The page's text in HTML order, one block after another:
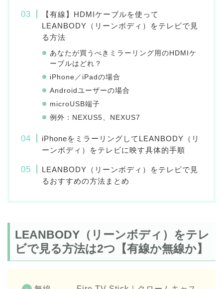
【有線】HDMIケーブルを使って
LEANBODY（リーンボディ）をテレビで見
る方法
あなたが買うべきミラーリング用のHDMIケ
ーブルはどれ？
iPhone／iPadの場合
Androidユーザーの場合
microUSB端子
例外：NEXUS5、NEXUS7
iPhoneをミラーリングしてLEANBODY（リ
ーンボディ）をテレビに映す具体的手順
LEANBODY（リーンボディ）をテレビで見
るおすすめの方法まとめ
LEANBODY（リーンボディ）をテレ
ビで見る方法は2つ【有線か無線か】